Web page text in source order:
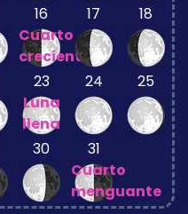
16
Cuarto
creciente
17 18
23
Luna
llena
24 25
30
31
Cuarto
menguante